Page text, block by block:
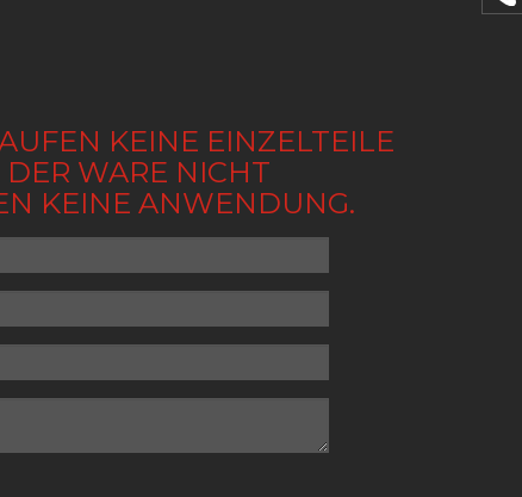
KEINE EINZELTEILE
WARE NICHT
KEINE ANWENDUNG.